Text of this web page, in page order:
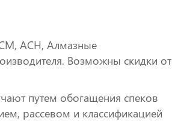
АСН, Алмазные
Возможны скидки от
путем обогащения спеков
рассевом и классификацией